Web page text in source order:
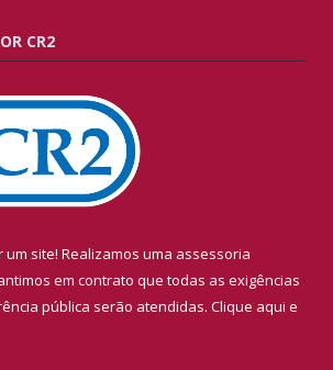
CR2
um site! Realizamos uma assessoria
em contrato que todas as exigências
pública serão atendidas. Clique aqui e